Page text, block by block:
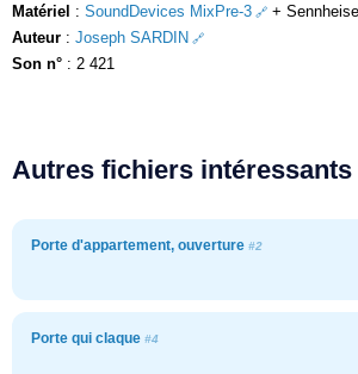
Matériel : SoundDevices MixPre-3
+
Auteur : Joseph SARDIN
Son n° : 2 421
Autres fichiers intéressants
Porte d'appartement, ouverture #2
Porte qui claque #4